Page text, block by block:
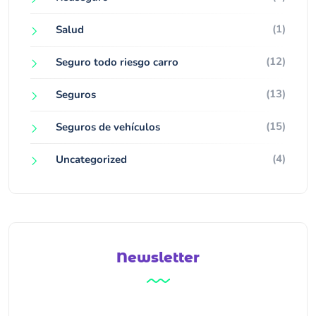
Salud (1)
Seguro todo riesgo carro (12)
Seguros (13)
Seguros de vehículos (15)
Uncategorized (4)
Newsletter